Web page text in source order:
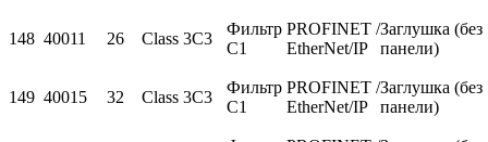
148 40011 26 Class 3C3
Фильтр
С1
PROFINET /
EtherNet/IP
Заглушка (без
панели)
149 40015 32 Class 3C3
Фильтр
С1
PROFINET /
EtherNet/IP
Заглушка (без
панели)